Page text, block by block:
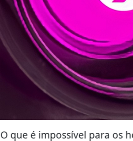
impossível para os